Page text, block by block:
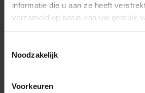
informatie die u aan ze heeft
verzameld op basis van uw gebruik
Noodzakelijk
Voorkeuren
Lees meer over: